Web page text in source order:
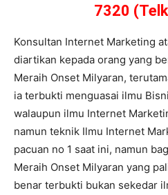
7320
Konsultan Internet Marketing
diartikan kepada orang yang
Meraih Onset Milyaran,
ia terbukti menguasai ilmu
walaupun ilmu Internet
namun teknik Ilmu Internet
pacuan no 1 saat ini, namun
Meraih Onset Milyaran yang
benar terbukti bukan sekedar